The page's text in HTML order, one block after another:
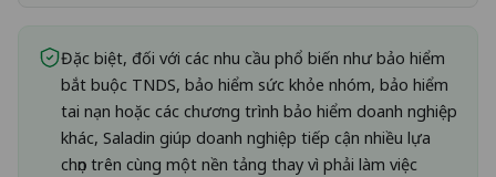
Đặc biệt, đối với các nhu cầu phổ biến như bảo hiểm
bắt buộc TNDS, bảo hiểm sức khỏe nhóm, bảo hiểm
tai nạn hoặc các chương trình bảo hiểm doanh nghiệp
khác, Saladin giúp doanh nghiệp tiếp cận nhiều lựa
chọn trên cùng một nền tảng thay vì phải làm việc